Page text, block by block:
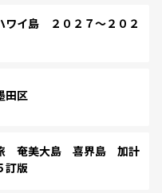
イ島 ２０２７～２０２
田区
奄美大島 喜界島 加計
訂版